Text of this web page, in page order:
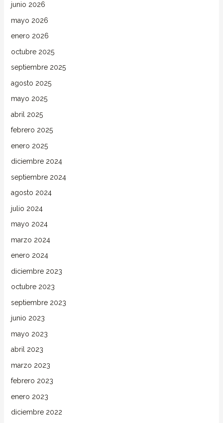
junio 2026
mayo 2026
enero 2026
octubre 2025
septiembre 2025
agosto 2025
mayo 2025
abril 2025
febrero 2025
enero 2025
diciembre 2024
septiembre 2024
agosto 2024
julio 2024
mayo 2024
marzo 2024
enero 2024
diciembre 2023
octubre 2023
septiembre 2023
junio 2023
mayo 2023
abril 2023
marzo 2023
febrero 2023
enero 2023
diciembre 2022